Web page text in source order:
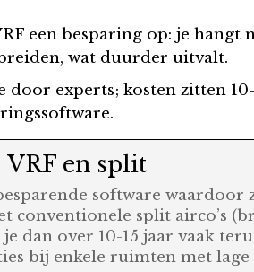
een besparing op: je hangt
wat duurder uitvalt.
door experts; kosten zitten
en split
software waardoor
conventionele split airco’s
dan over 10-15 jaar vaak
bij enkele ruimten met